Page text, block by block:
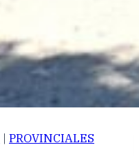
| PROVINCIALES